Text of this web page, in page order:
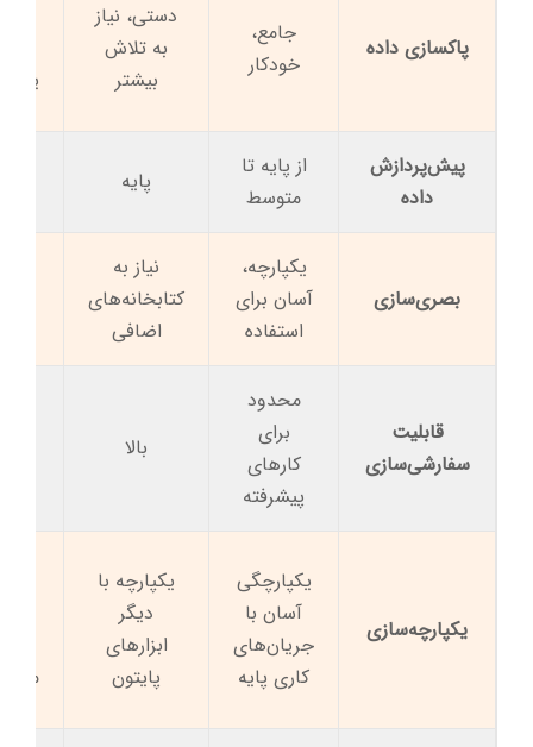
پاکسازی داده
جامع،
خودکار
دستی، نیاز
به تلاش
بیشتر
پیش‌پردازش
داده
از پایه تا
متوسط
پایه
بصری‌سازی
یکپارچه،
آسان برای
استفاده
نیاز به
کتابخانه‌های
اضافی
قابلیت
سفارشی‌سازی
محدود
برای
کارهای
پیشرفته
بالا
یکپارچه‌سازی
یکپارچگی
آسان با
جریان‌های
کاری پایه
یکپارچه با
دیگر
ابزارهای
پایتون